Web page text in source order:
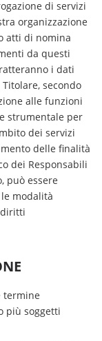
di servizi
organizzazione
atti di nomina
da questi
i dati
secondo
alle funzioni
strumentale per
dei servizi
delle finalità
dei Responsabili
può essere
modalità
termine
più soggetti